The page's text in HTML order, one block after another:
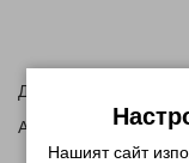
Двоен гребен за
Антистатичен
Нашият сайт